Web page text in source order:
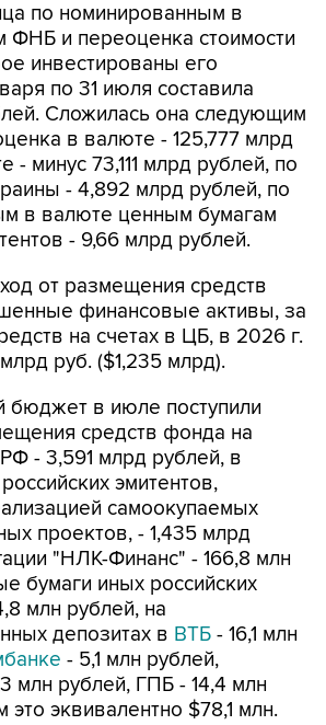
по номинированным в
ФНБ и переоценка стоимости
инвестированы его
по 31 июля составила
Сложилась она следующим
в валюте - 125,777 млрд
- минус 73,111 млрд рублей, по
- 4,892 млрд рублей, по
в валюте ценным бумагам
- 9,66 млрд рублей.
от размещения средств
финансовые активы, за
на счетах в ЦБ, в 2026 г.
руб. ($1,235 млрд).
в июле поступили
средств фонда на
- 3,591 млрд рублей, в
эмитентов,
самоокупаемых
проектов, - 1,435 млрд
"НЛК-Финанс" - 166,8 млн
бумаги иных российских
млн рублей, на
депозитах в ВТБ - 16,1 млн
- 5,1 млн рублей,
млн рублей, ГПБ - 14,4 млн
эквивалентно $78,1 млн.